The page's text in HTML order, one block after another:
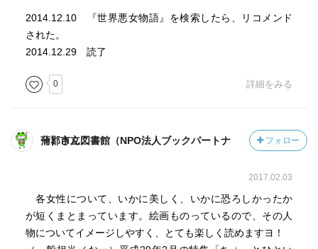
2014.12.10 『世界悪女物語』を検索したら、リコメンド
された。
2014.12.29 読了
0 詳細をみる
蒲郡市立図書館（NPO法人ブックパートナー）さん フォロー
2017.02.03
各女性について、いかに美しく、いかに恐ろしかったか
が短くまとまっています。絵画ものっているので、その人
物についてイメージしやすく、とても楽しく読めますヨ！